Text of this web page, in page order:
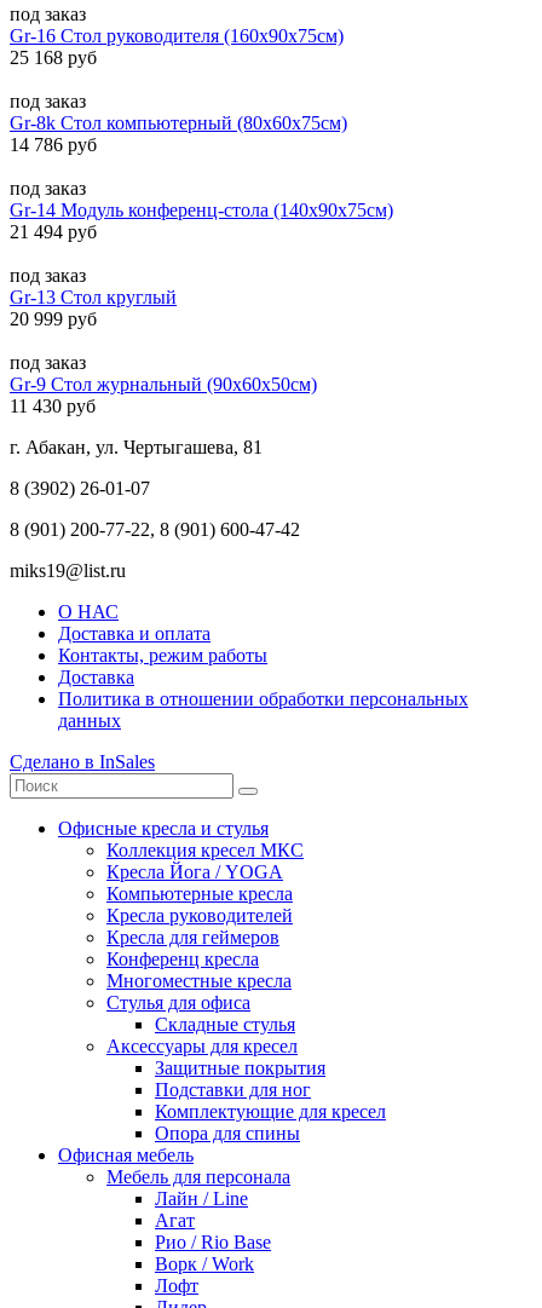
под заказ
Gr-16 Стол руководителя (160x90x75см)
25 168 руб
под заказ
Gr-8k Стол компьютерный (80x60x75см)
14 786 руб
под заказ
Gr-14 Модуль конференц-стола (140x90x75см)
21 494 руб
под заказ
Gr-13 Стол круглый
20 999 руб
под заказ
Gr-9 Стол журнальный (90x60x50см)
11 430 руб
г. Абакан, ул. Чертыгашева, 81
8 (3902) 26-01-07
8 (901) 200-77-22, 8 (901) 600-47-42
miks19@list.ru
О НАС
Доставка и оплата
Контакты, режим работы
Доставка
Политика в отношении обработки персональных
данных
Сделано в InSales
Офисные кресла и стулья
Коллекция кресел МКС
Кресла Йога / YOGA
Компьютерные кресла
Кресла руководителей
Кресла для геймеров
Конференц кресла
Многоместные кресла
Стулья для офиса
Складные стулья
Аксессуары для кресел
Защитные покрытия
Подставки для ног
Комплектующие для кресел
Опора для спины
Офисная мебель
Мебель для персонала
Лайн / Line
Агат
Рио / Rio Base
Ворк / Work
Лофт